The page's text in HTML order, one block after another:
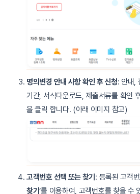
명의변경 안내 사항 확인 후 신청: 안내,
기간, 서식다운로드, 제출서류를 확인
을 클릭 합니다. (아래 이미지 참고)
고객번호 선택 또는 찾기 : 등록된 고객
찾기‘를 이용하여, 고객번호를 찾을 수